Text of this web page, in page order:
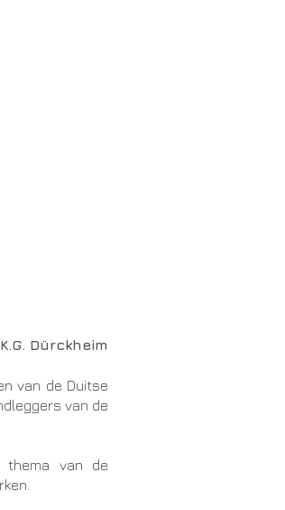
Dürckheim
van de Duitse
van de
thema van de